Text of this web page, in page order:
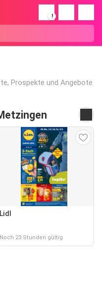
!
Prospekte und Angebote
Lidl
Noch 23 Stunden gültig